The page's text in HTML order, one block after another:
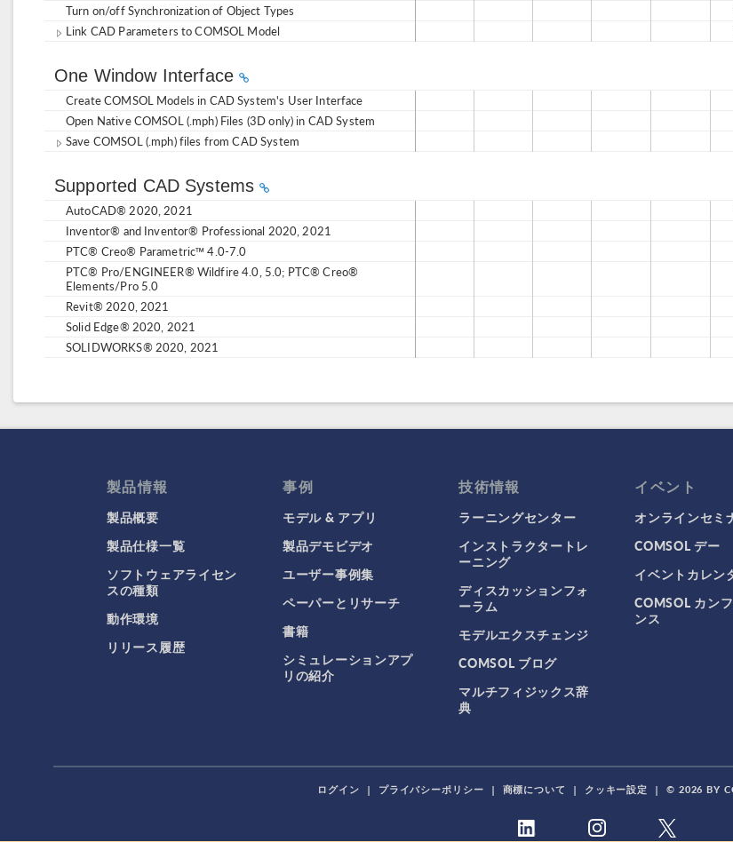
Turn on/off Synchronization of Object Types
Link CAD Parameters to COMSOL Model
One Window Interface
Create COMSOL Models in CAD System's User Interface
Open Native COMSOL (.mph) Files (3D only) in CAD System
Save COMSOL (.mph) files from CAD System
Supported CAD Systems
AutoCAD® 2020, 2021
Inventor® and Inventor® Professional 2020, 2021
PTC® Creo® Parametric™ 4.0-7.0
PTC® Pro/ENGINEER® Wildfire 4.0, 5.0; PTC® Creo®
Elements/Pro 5.0
Revit® 2020, 2021
Solid Edge® 2020, 2021
SOLIDWORKS® 2020, 2021
製品情報
製品概要
製品仕様一覧
ソフトウェアライセン
スの種類
動作環境
リリース履歴
事例
モデル & アプリ
製品デモビデオ
ユーザー事例集
ペーパーとリサーチ
書籍
シミュレーションアプ
リの紹介
技術情報
ラーニングセンター
インストラクタートレ
ーニング
ディスカッションフォ
ーラム
モデルエクスチェンジ
COMSOL ブログ
マルチフィジックス辞
典
イベント
オンラインセミ
COMSOL デー
イベントカレン
COMSOL カン
ンス
ログイン | プライバシーポリシー | 商標について | クッキー設定 | © 2026 BY